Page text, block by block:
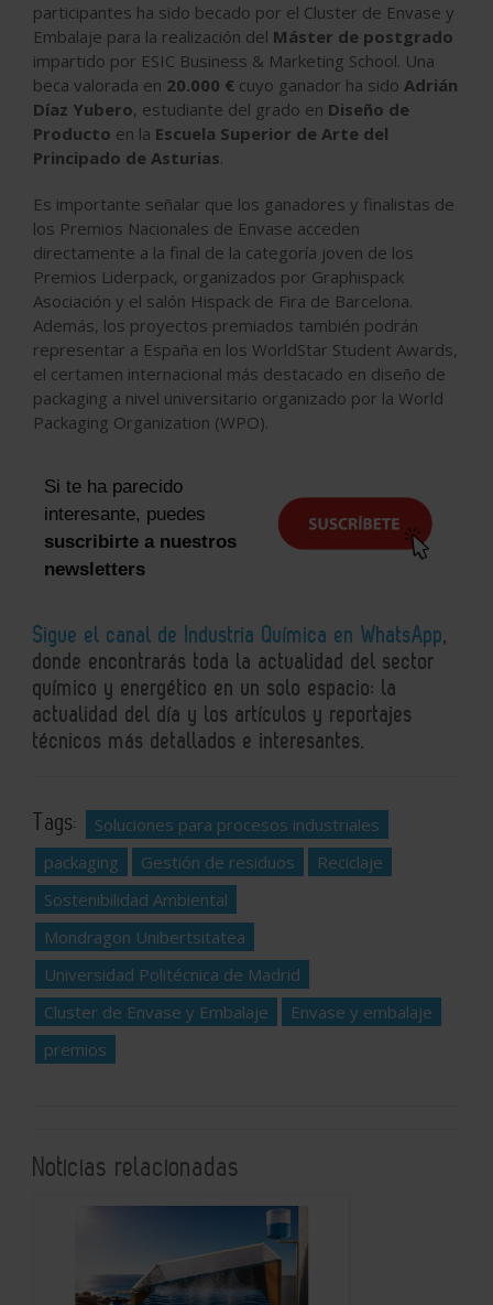
participantes ha sido becado por el Cluster de Envase y
Embalaje para la realización del Máster de postgrado
impartido por ESIC Business & Marketing School. Una
beca valorada en 20.000 € cuyo ganador ha sido Adrián
Díaz Yubero, estudiante del grado en Diseño de
Producto en la Escuela Superior de Arte del
Principado de Asturias.
Es importante señalar que los ganadores y finalistas de
los Premios Nacionales de Envase acceden
directamente a la final de la categoría joven de los
Premios Liderpack, organizados por Graphispack
Asociación y el salón Hispack de Fira de Barcelona.
Además, los proyectos premiados también podrán
representar a España en los WorldStar Student Awards,
el certamen internacional más destacado en diseño de
packaging a nivel universitario organizado por la World
Packaging Organization (WPO).
Si te ha parecido
interesante, puedes
suscribirte a nuestros
newsletters
Sigue el canal de Industria Química en WhatsApp,
donde encontrarás toda la actualidad del sector
químico y energético en un solo espacio: la
actualidad del día y los artículos y reportajes
técnicos más detallados e interesantes.
Tags:
Soluciones para procesos industriales
packaging
Gestión de residuos
Reciclaje
Sostenibilidad Ambiental
Mondragon Unibertsitatea
Universidad Politécnica de Madrid
Cluster de Envase y Embalaje
Envase y embalaje
premios
Noticias relacionadas